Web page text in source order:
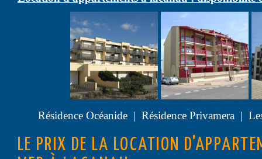
Résidence Océanide | Résidence Privamera |
LE PRIX DE LA LOCATION